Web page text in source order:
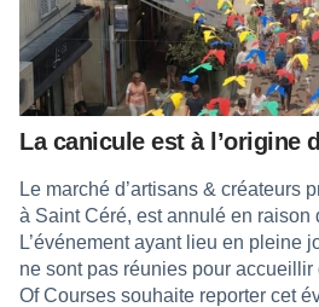
La canicule est à l’origine
Le marché d’artisans & créateurs
à Saint Céré, est annulé en raison
L’événement ayant lieu en pleine
ne sont pas réunies pour
Of Courses souhaite reporter cet